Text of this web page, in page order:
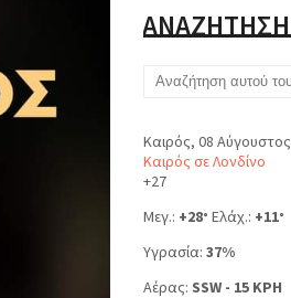
ΑΝΑΖΗΤΗΣΗ
Καιρός, 08 Αύγουστος
Καιρός σε Λονδίνο
+27
Μεγ.: +28° Ελάχ.: +11°
Υγρασία: 37%
Αέρας: SSW - 15 KPH